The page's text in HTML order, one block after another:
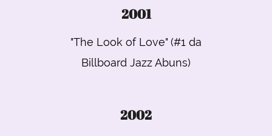
2001
"The Look of Love" (#1 da
Billboard Jazz Abuns)
2002